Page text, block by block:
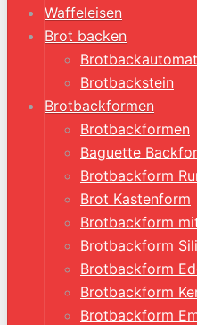
Waffeleisen
Brot backen
Brotbackautomat
Brotbackstein
Brotbackformen
Brotbackformen
Baguette
Brotbackform
Brot Kastenform
Brotbackform
Brotbackform
Brotbackform
Brotbackform
Brotbackform